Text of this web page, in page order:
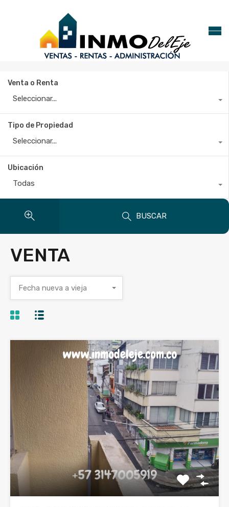
Venta o Renta
Seleccionar...
Tipo de Propiedad
Seleccionar...
Ubicación
Todas
BUSCAR
VENTA
Fecha nueva a vieja